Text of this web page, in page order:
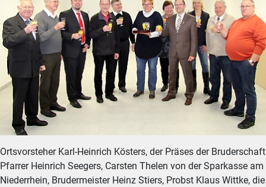
Ortsvorsteher Karl-Heinrich Kösters, der Präses der Bruderschaft
Pfarrer Heinrich Seegers, Carsten Thelen von der Sparkasse am
Niederrhein, Brudermeister Heinz Stiers, Probst Klaus Wittke, die